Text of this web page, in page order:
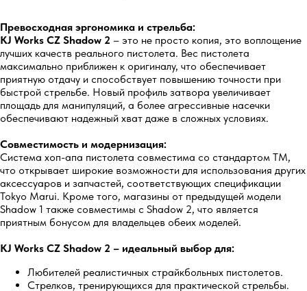
Превосходная эргономика и стрельба:
KJ Works CZ Shadow 2 – это не просто копия, это воплощение
лучших качеств реального пистолета. Вес пистолета
максимально приближен к оригиналу, что обеспечивает
приятную отдачу и способствует повышению точности при
быстрой стрельбе. Новый профиль затвора увеличивает
площадь для манипуляций, а более агрессивные насечки
обеспечивают надежный хват даже в сложных условиях.
Совместимость и модернизация:
Система хоп-апа пистолета совместима со стандартом TM,
что открывает широкие возможности для использования других
аксессуаров и запчастей, соответствующих спецификации
Tokyo Marui. Кроме того, магазины от предыдущей модели
Shadow 1 также совместимы с Shadow 2, что является
приятным бонусом для владельцев обеих моделей.
KJ Works CZ Shadow 2 – идеальный выбор для:
Любителей реалистичных страйкбольных пистолетов.
Стрелков, тренирующихся для практической стрельбы.